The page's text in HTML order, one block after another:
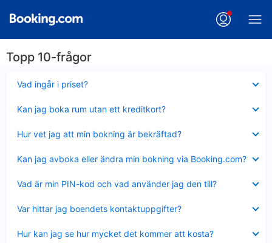
Topp 10-frågor
Vad ingår i priset?
mindre
Kan jag boka rum utan ett kreditkort?
mindre
Hur vet jag att min bokning är bekräftad?
mindre
Kan jag avboka eller ändra min bokning via Booking.com?
mindre
Vad är min PIN-kod och vad använder jag den till?
mindre
Var hittar jag boendets kontaktuppgifter?
mindre
Hur kan jag se hur mycket det kommer att kosta?
mindre